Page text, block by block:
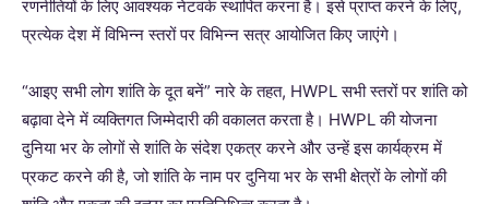
रणनीतियों के लिए आवश्यक नेटवर्क स्थापित करना है। इसे प्राप्त करने के लिए,
प्रत्येक देश में विभिन्न स्तरों पर विभिन्न सत्र आयोजित किए जाएंगे।
“आइए सभी लोग शांति के दूत बनें” नारे के तहत, HWPL सभी स्तरों पर शांति को
बढ़ावा देने में व्यक्तिगत जिम्मेदारी की वकालत करता है। HWPL की योजना
दुनिया भर के लोगों से शांति के संदेश एकत्र करने और उन्हें इस कार्यक्रम में
प्रकट करने की है, जो शांति के नाम पर दुनिया भर के सभी क्षेत्रों के लोगों की